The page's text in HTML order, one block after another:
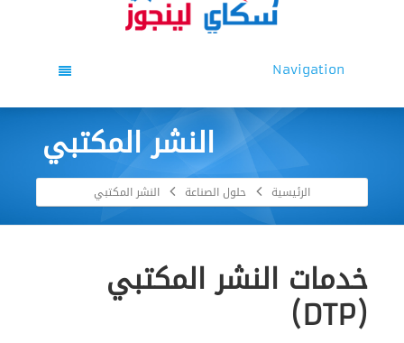
Navigation
النشر المكتبي
الرئيسية حلول الصناعة النشر المكتبي
خدمات النشر المكتبي
(DTP)